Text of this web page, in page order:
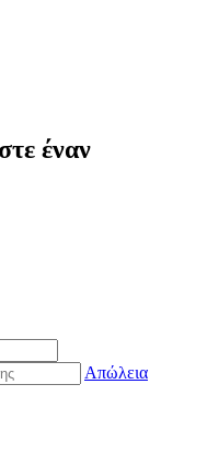
έναν
Απώλεια